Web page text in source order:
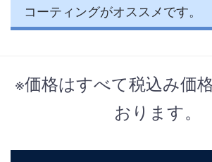
コーティングがオススメです。
※価格はすべて税込み価
おります。